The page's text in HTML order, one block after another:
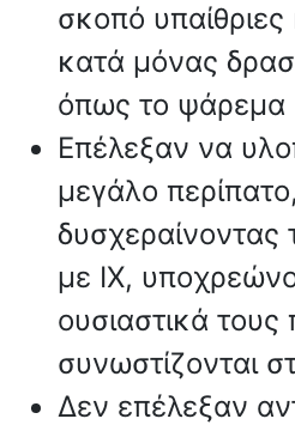
σκοπό υπαίθριες
κατά μόνας
όπως το ψάρεμα
Επέλεξαν να
μεγάλο περίπατο,
δυσχεραίνοντας
με ΙΧ,
ουσιαστικά τους
συνωστίζονται
Δεν επέλεξαν